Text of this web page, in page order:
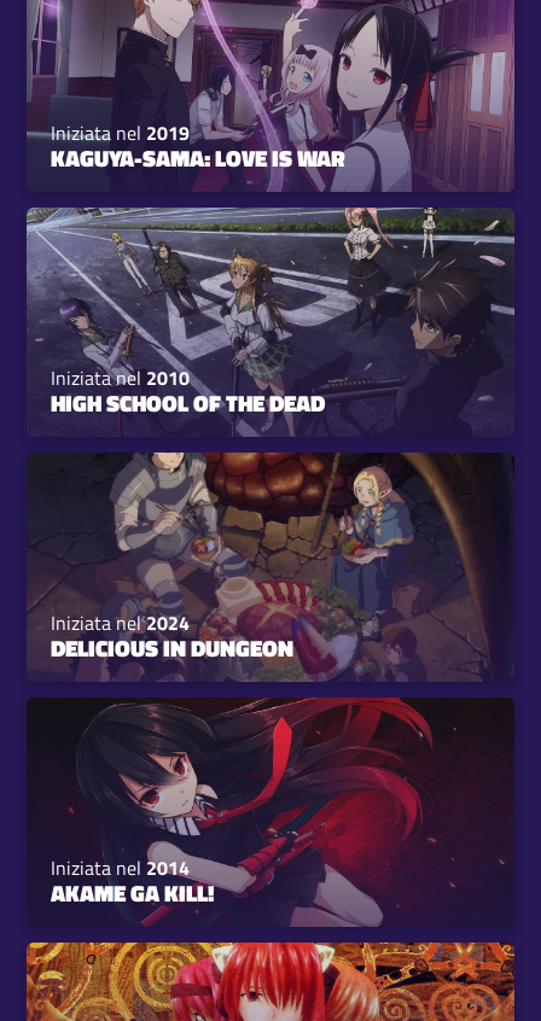
Iniziata nel 2019
KAGUYA-SAMA: LOVE IS WAR
Iniziata nel2010
HIGH SCHOOL OF THE DEAD
Iniziata nel2024
DELICIOUS IN DUNGEON
Iniziata nel 2014
AKAME GA KILL!